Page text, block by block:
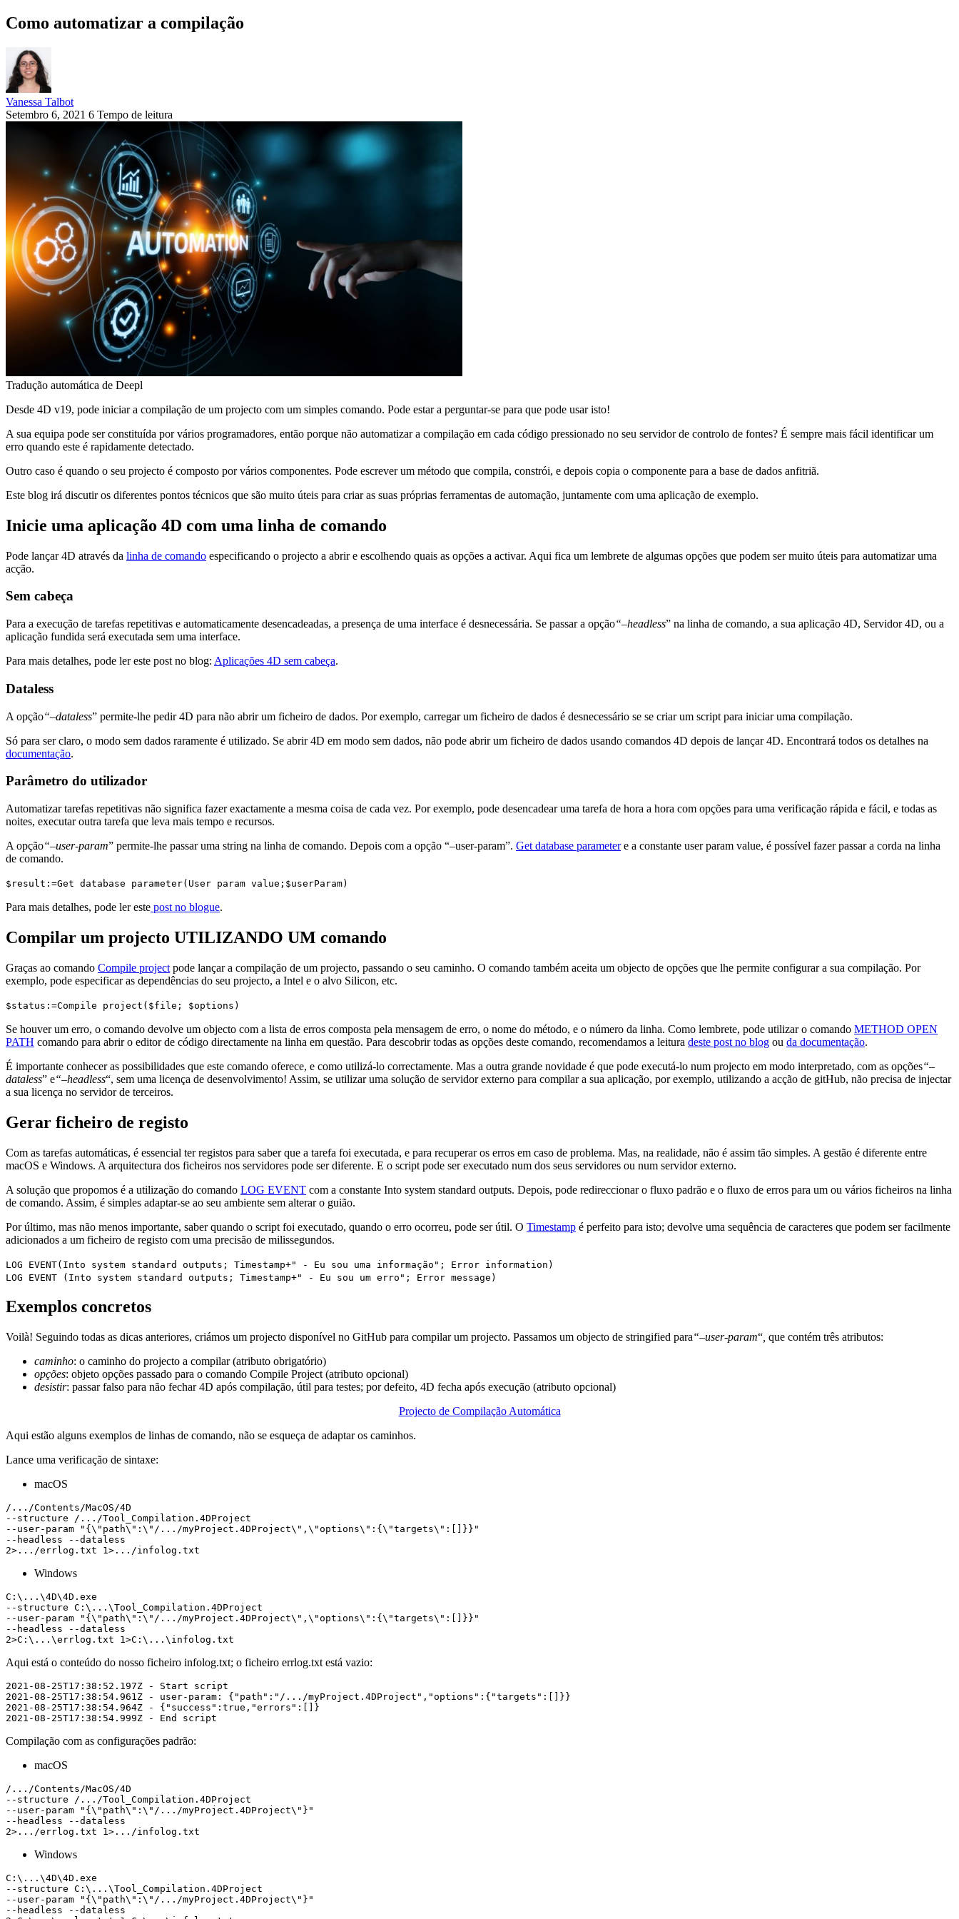
Como automatizar a compilação
Vanessa Talbot
Setembro 6, 2021 6 Tempo de leitura
Tradução automática de Deepl
Desde 4D v19, pode iniciar a compilação de um projecto com um simples comando. Pode estar a perguntar-se para que pode usar isto!
A sua equipa pode ser constituída por vários programadores, então porque não automatizar a compilação em cada código pressionado no seu servidor de controlo de fontes? É sempre mais fácil identificar um
erro quando este é rapidamente detectado.
Outro caso é quando o seu projecto é composto por vários componentes. Pode escrever um método que compila, constrói, e depois copia o componente para a base de dados anfitriã.
Este blog irá discutir os diferentes pontos técnicos que são muito úteis para criar as suas próprias ferramentas de automação, juntamente com uma aplicação de exemplo.
Inicie uma aplicação 4D com uma linha de comando
Pode lançar 4D através da linha de comando especificando o projecto a abrir e escolhendo quais as opções a activar. Aqui fica um lembrete de algumas opções que podem ser muito úteis para automatizar uma
acção.
Sem cabeça
Para a execução de tarefas repetitivas e automaticamente desencadeadas, a presença de uma interface é desnecessária. Se passar a opção“–headless” na linha de comando, a sua aplicação 4D, Servidor 4D, ou a
aplicação fundida será executada sem uma interface.
Para mais detalhes, pode ler este post no blog: Aplicações 4D sem cabeça.
Dataless
A opção“–dataless” permite-lhe pedir 4D para não abrir um ficheiro de dados. Por exemplo, carregar um ficheiro de dados é desnecessário se se criar um script para iniciar uma compilação.
Só para ser claro, o modo sem dados raramente é utilizado. Se abrir 4D em modo sem dados, não pode abrir um ficheiro de dados usando comandos 4D depois de lançar 4D. Encontrará todos os detalhes na
documentação.
Parâmetro do utilizador
Automatizar tarefas repetitivas não significa fazer exactamente a mesma coisa de cada vez. Por exemplo, pode desencadear uma tarefa de hora a hora com opções para uma verificação rápida e fácil, e todas as
noites, executar outra tarefa que leva mais tempo e recursos.
A opção“–user-param” permite-lhe passar uma string na linha de comando. Depois com a opção “–user-param”. Get database parametere a constante user param value, é possível fazer passar a corda na linha
de comando.
$result :=Get database parameter( User param value ; $userParam)
Para mais detalhes, pode ler este post no blogue.
Compilar um projecto UTILIZANDO UM comando
Graças ao comando Compile project pode lançar a compilação de um projecto, passando o seu caminho. O comando também aceita um objecto de opções que lhe permite configurar a sua compilação. Por
exemplo, pode especificar as dependências do seu projecto, a Intel e o alvo Silicon, etc.
$status :=Compile project ( $file ; $options )
Se houver um erro, o comando devolve um objecto com a lista de erros composta pela mensagem de erro, o nome do método, e o número da linha. Como lembrete, pode utilizar o comando METHOD OPEN
PATH comando para abrir o editor de código directamente na linha em questão. Para descobrir todas as opções deste comando, recomendamos a leitura deste post no blog ou da documentação.
É importante conhecer as possibilidades que este comando oferece, e como utilizá-lo correctamente. Mas a outra grande novidade é que pode executá-lo num projecto em modo interpretado, com as opções“–
dataless” e“–headless“, sem uma licença de desenvolvimento! Assim, se utilizar uma solução de servidor externo para compilar a sua aplicação, por exemplo, utilizando a acção de gitHub, não precisa de injectar
a sua licença no servidor de terceiros.
Gerar ficheiro de registo
Com as tarefas automáticas, é essencial ter registos para saber que a tarefa foi executada, e para recuperar os erros em caso de problema. Mas, na realidade, não é assim tão simples. A gestão é diferente entre
macOS e Windows. A arquitectura dos ficheiros nos servidores pode ser diferente. E o script pode ser executado num dos seus servidores ou num servidor externo.
A solução que propomos é a utilização do comando LOG EVENT com a constante Into system standard outputs. Depois, pode redireccionar o fluxo padrão e o fluxo de erros para um ou vários ficheiros na linha
de comando. Assim, é simples adaptar-se ao seu ambiente sem alterar o guião.
Por último, mas não menos importante, saber quando o script foi executado, quando o erro ocorreu, pode ser útil. O Timestamp é perfeito para isto; devolve uma sequência de caracteres que podem ser facilmente
adicionados a um ficheiro de registo com uma precisão de milissegundos.
LOG EVENT( Into system standard outputs ; Timestamp+" - Eu sou uma informação"; Error information )
LOG EVENT ( Into system standard outputs ; Timestamp+" - Eu sou um erro"; Error message )
Exemplos concretos
Voilà! Seguindo todas as dicas anteriores, criámos um projecto disponível no GitHub para compilar um projecto. Passamos um objecto de stringified para“–user-param“ que contém três atributos:
caminho: o caminho do projecto a compilar (atributo obrigatório)
opções: objeto opções passado para o comando Compile Project (atributo opcional)
desistir: passar falso para não fechar 4D após compilação, útil para testes; por defeito, 4D fecha após execução (atributo opcional)
Projecto de Compilação Automática
Aqui estão alguns exemplos de linhas de comando, não se esqueça de adaptar os caminhos.
Lance uma verificação de sintaxe:
macOS
/.../Contents/MacOS/4D
--structure /.../Tool_Compilation.4DProject
--user-param "{\"path\":\"/.../myProject.4DProject\",\"options\":{\"targets\":[]}}"
--headless --dataless
2>.../errlog.txt 1>.../infolog.txt
Windows
C:\...\4D\4D.exe
--structure C:\...\Tool_Compilation.4DProject
--user-param "{\"path\":\"/.../myProject.4DProject\",\"options\":{\"targets\":[]}}"
--headless --dataless
2>C:\...\errlog.txt 1>C:\...\infolog.txt
Aqui está o conteúdo do nosso ficheiro infolog.txt; o ficheiro errlog.txt está vazio:
2021-08-25T17:38:52.197Z - Start script
2021-08-25T17:38:54.961Z - user-param: {"path":"/.../myProject.4DProject","options":{"targets":[]}}
2021-08-25T17:38:54.964Z - {"success":true,"errors":[]}
2021-08-25T17:38:54.999Z - End script
Compilação com as configurações padrão:
macOS
/.../Contents/MacOS/4D
--structure /.../Tool_Compilation.4DProject
--user-param "{\"path\":\"/.../myProject.4DProject\"}"
--headless --dataless
2>.../errlog.txt 1>.../infolog.txt
Windows
C:\...\4D\4D.exe
--structure C:\...\Tool_Compilation.4DProject
--user-param "{\"path\":\"/.../myProject.4DProject\"}"
--headless --dataless